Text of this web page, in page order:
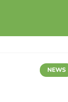
NEWS